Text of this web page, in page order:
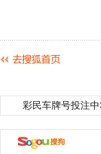
彩民车牌号投注